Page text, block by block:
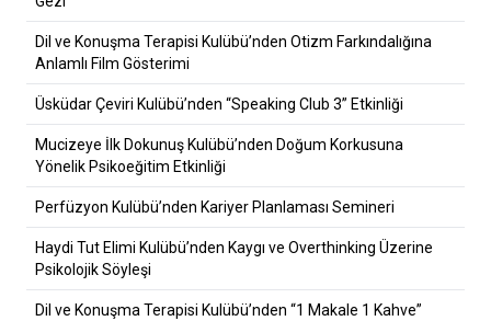
Dil ve Konuşma Terapisi Kulübü’nden Otizm Farkındalığına
Anlamlı Film Gösterimi
Üsküdar Çeviri Kulübü’nden “Speaking Club 3” Etkinliği
Mucizeye İlk Dokunuş Kulübü’nden Doğum Korkusuna
Yönelik Psikoeğitim Etkinliği
Perfüzyon Kulübü’nden Kariyer Planlaması Semineri
Haydi Tut Elimi Kulübü’nden Kaygı ve Overthinking Üzerine
Psikolojik Söyleşi
Dil ve Konuşma Terapisi Kulübü’nden “1 Makale 1 Kahve”